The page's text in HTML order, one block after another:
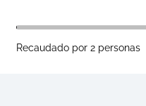
Recaudado por 2 personas